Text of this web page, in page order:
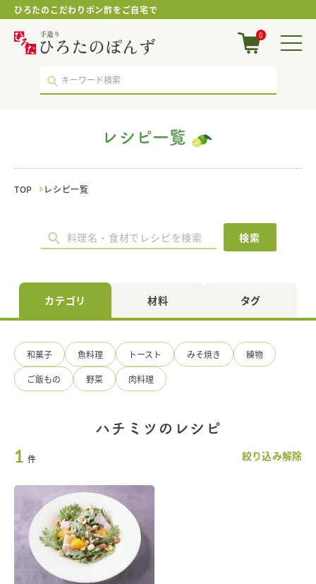
ひろたのこだわりポン酢をご自宅で
ハ
｜
一
｜
つ
ゆ・
調
味
料
手
造
り
ひ
食
0
レシピ一覧
TOP レシピ一覧
検索
カテゴリ 材料 タグ
和菓子 魚料理 トースト みそ焼き 練物
ご飯もの 野菜 肉料理
ハチミツのレシピ
1 件 絞り込み解除